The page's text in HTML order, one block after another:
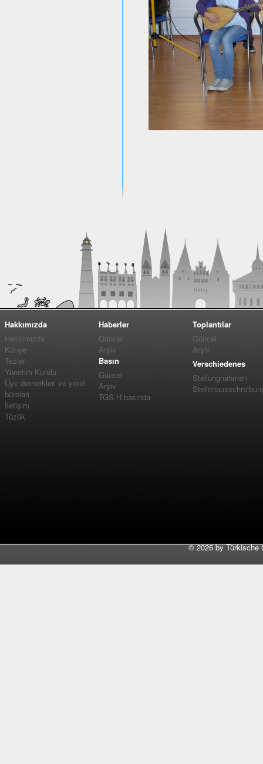
Hakkımızda
Hakkımızda
Künye
Tezler
Yönetim Kurulu
Üye dernerkleri ve yerel
büroları
İletişim
Tüzük
Haberler
Güncel
Arşiv
Basın
Güncel
Arşiv
TGS-H basında
Toplantılar
Güncel
Arşiv
Verschiedenes
Stellungnahmen
©2026 by Türkische